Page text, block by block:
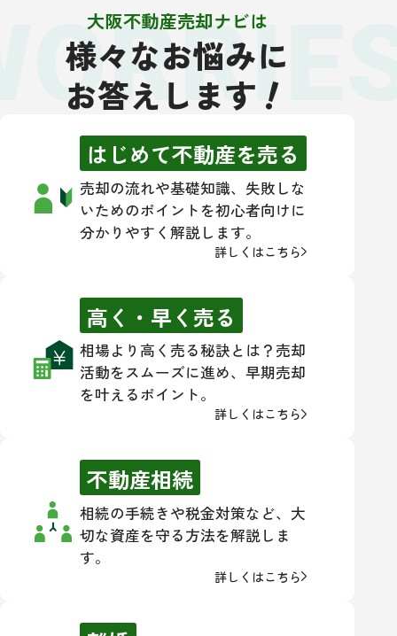
大阪不動産売却ナビは
様々なお悩みに
お答えします！
はじめて不動産を売る
売却の流れや基礎知識、失敗しな
いためのポイントを初心者向けに
分かりやすく解説します。
詳しくはこちら
高く・早く売る
相場より高く売る秘訣とは？売却
活動をスムーズに進め、早期売却
を叶えるポイント。
詳しくはこちら
不動産相続
相続の手続きや税金対策など、大
切な資産を守る方法を解説しま
す。
詳しくはこちら